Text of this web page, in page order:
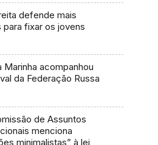
defende mais
para fixar os jovens
Marinha acompanhou
da Federação Russa
de Assuntos
menciona
minimalistas” à lei